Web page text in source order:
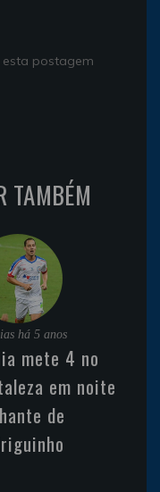
postagem
TAMBÉM
há 5 anos
mete 4 no
em noite
de